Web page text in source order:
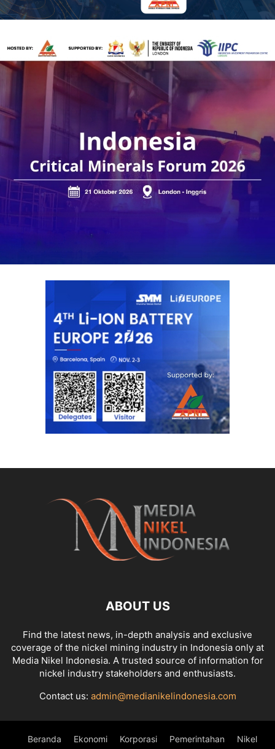
ABOUT US
Find the latest news, in-depth analysis and exclusive
coverage of the nickel mining industry in Indonesia only at
Media Nikel Indonesia. A trusted source of information for
nickel industry stakeholders and enthusiasts.
Contact us: admin@medianikelindonesia.com
Beranda Ekonomi Korporasi Pemerintahan Nikel